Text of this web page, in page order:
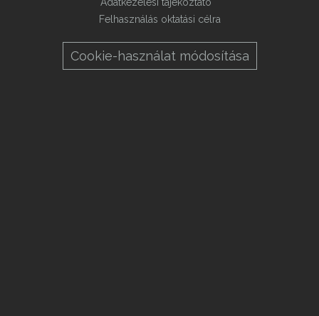
Felhasználás oktatási célra
Cookie-használat módosítása